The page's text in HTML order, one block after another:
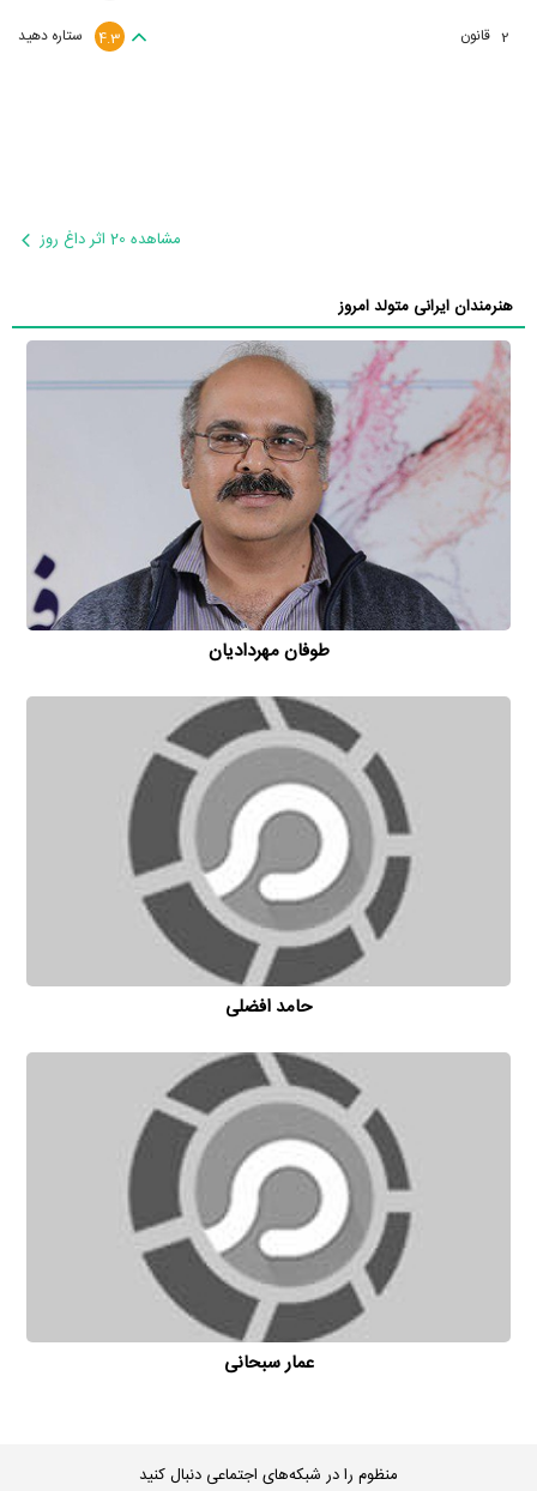
2 قانون ستاره دهید 4.3
مشاهده 20 اثر داغ روز
هنرمندان ایرانی متولد امروز
طوفان مهردادیان
حامد افضلی
عمار سبحانی
منظوم را در شبکه‌های اجتماعی دنبال کنید